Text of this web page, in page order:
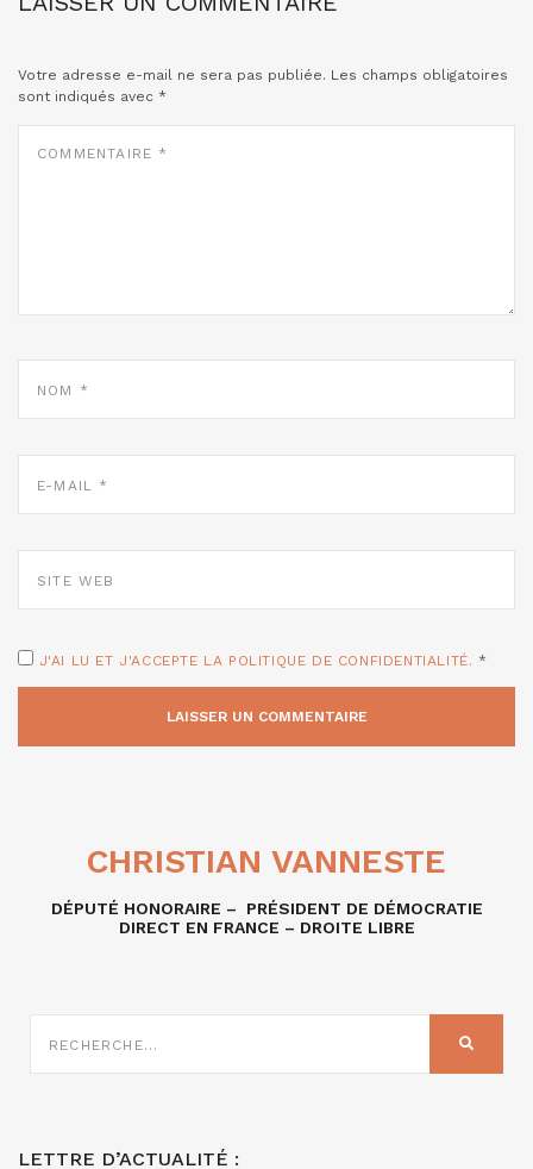
Votre adresse e-mail ne sera pas publiée. Les champs obligatoires
sont indiqués avec *
MAIL
WEB
J'AI LU ET J'ACCEPTE LA POLITIQUE DE CONFIDENTIALITÉ. *
CHRISTIAN VANNESTE
DÉPUTÉ HONORAIRE – PRÉSIDENT DE DÉMOCRATIE
DIRECT EN FRANCE – DROITE LIBRE
SUR
LETTRE D’ACTUALITÉ :